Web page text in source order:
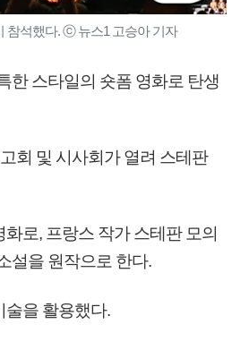
참석했다. ⓒ 뉴스1 고승아 기자
한 스타일의 숏폼 영화로 탄생
회 및 시사회가 열려 스테판
로, 프랑스 작가 스테판 모의
설을 원작으로 한다.
술을 활용했다.